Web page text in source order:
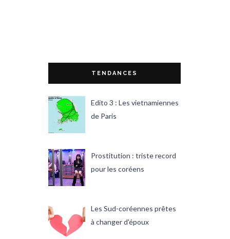
TENDANCES
Edito 3 : Les vietnamiennes
de Paris
Prostitution : triste record
pour les coréens
Les Sud-coréennes prêtes
à changer d'époux